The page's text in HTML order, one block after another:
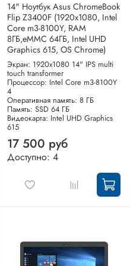
14" Ноутбук Asus ChromeBook
Flip Z3400F (1920x1080, Intel
Core m3-8100Y, RAM
8ГБ,eMMC 64ГБ, Intel UHD
Graphics 615, OS Chrome)
Экран: 1920x1080 14" IPS multi
touch transformer
Процессор: Intel Core m3-8100Y
4
Оперативная память: 8 ГБ
Память: SSD 64 ГБ
Видеокарта: Intel UHD Graphics
615
17 500 руб
Доступно: 4